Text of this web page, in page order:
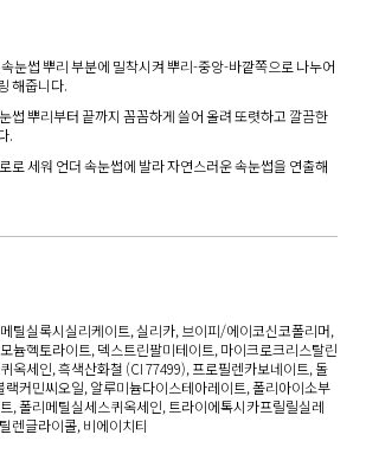
눈썹 뿌리 부분에 밀착시켜 뿌리-중앙-바깥쪽으로 나누어
해줍니다.
썹 뿌리부터 끝까지 꼼꼼하게 쓸어 올려 또렷하고 깔끔한
.
로 세워 언더 속눈썹에 발라 자연스러운 속눈썹을 연출해
틸실록시실리케이트, 실리카, 브이피/에이코신코폴리머,
늄헥토라이트, 덱스트린팔미테이트, 마이크로크리스탈린
옥세인, 흑색산화철 (CI 77499), 프로필렌카보네이트, 돌
랙커민씨오일, 알루미늄다이스테아레이트, 폴리아이소부
, 폴리메틸실세스퀴옥세인, 트라이에톡시카프릴릴실레
렌글라이콜, 비에이치티